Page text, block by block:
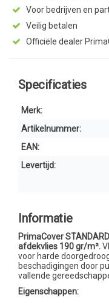
Voor bedrijven en
Veilig betalen
Officiële dealer
Specificaties
Merk:
Artikelnummer:
EAN:
Levertijd:
Informatie
PrimaCover
afdekvlies 190 gr/m².
voor harde
beschadigingen door
vallende
Eigenschappen: